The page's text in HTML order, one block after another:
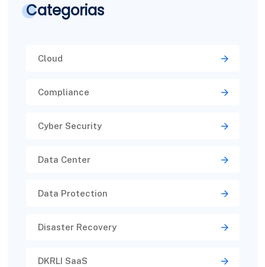
Categorias
Cloud
Compliance
Cyber Security
Data Center
Data Protection
Disaster Recovery
DKRLI SaaS